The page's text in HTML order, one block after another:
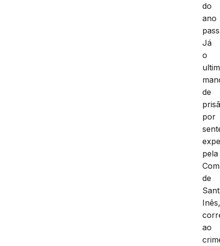
do
ano
Já
o
de
por
pela
de
ao